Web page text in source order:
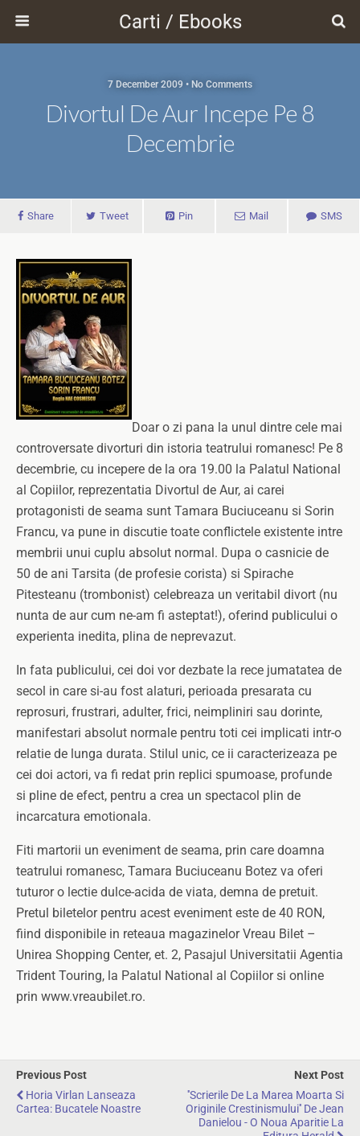
Carti / Ebooks
7 December 2009 • No Comments
Divortul De Aur Incepe Pe 8
Decembrie
Share Tweet Pin Mail SMS
Doar o zi pana la unul dintre cele mai
controversate divorturi din istoria teatrului romanesc! Pe 8
decembrie, cu incepere de la ora 19.00 la Palatul National
al Copiilor, reprezentatia Divortul de Aur, ai carei
protagonisti de seama sunt Tamara Buciuceanu si Sorin
Francu, va pune in discutie toate conflictele existente intre
membrii unui cuplu absolut normal. Dupa o casnicie de
50 de ani Tarsita (de profesie corista) si Spirache
Pitesteanu (trombonist) celebreaza un veritabil divort (nu
nunta de aur cum ne-am fi asteptat!), oferind publicului o
experienta inedita, plina de neprevazut.
In fata publicului, cei doi vor dezbate la rece jumatatea de
secol in care si-au fost alaturi, perioada presarata cu
reprosuri, frustrari, adulter, frici, neimpliniri sau dorinte,
manifestari absolut normale pentru toti cei implicati intr-o
relatie de lunga durata. Stilul unic, ce ii caracterizeaza pe
cei doi actori, va fi redat prin replici spumoase, profunde
si pline de efect, pentru a crea un spectacol plin de
incarcatura emotionala.
Fiti martorii un eveniment de seama, prin care doamna
teatrului romanesc, Tamara Buciuceanu Botez va oferi
tuturor o lectie dulce-acida de viata, demna de pretuit.
Pretul biletelor pentru acest eveniment este de 40 RON,
fiind disponibile in reteaua magazinelor Vreau Bilet –
Unirea Shopping Center, et. 2, Pasajul Universitatii Agentia
Trident Touring, la Palatul National al Copiilor si online
prin www.vreaubilet.ro.
Previous Post
Horia Virlan Lanseaza
Cartea: Bucatele Noastre
Next Post
''Scrierile De La Marea Moarta Si
Originile Crestinismului'' De Jean
Danielou - O Noua Aparitie La